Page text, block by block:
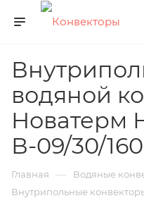
водяной
Новатерм
В-09/30/
Главная — Водяные
Внутрипольные